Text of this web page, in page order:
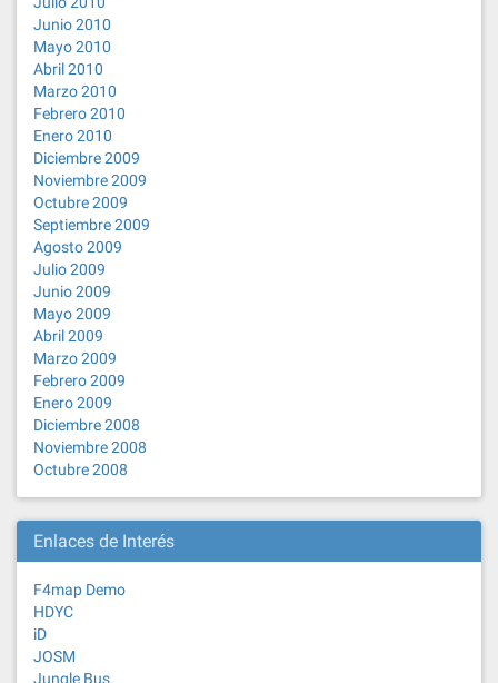
Junio 2010
Mayo 2010
Abril 2010
Marzo 2010
Febrero 2010
Enero 2010
Diciembre 2009
Noviembre 2009
Octubre 2009
Septiembre 2009
Agosto 2009
Julio 2009
Junio 2009
Mayo 2009
Abril 2009
Marzo 2009
Febrero 2009
Enero 2009
Diciembre 2008
Noviembre 2008
Octubre 2008
Enlaces de Interés
F4map Demo
HDYC
iD
JOSM
Jungle Bus